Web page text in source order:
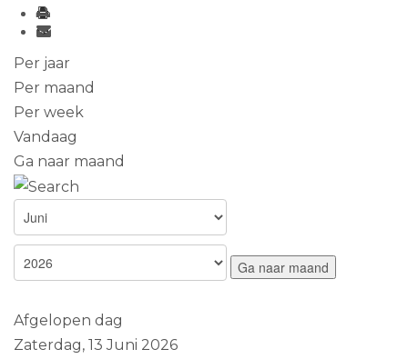
Per jaar
Per maand
Per week
Vandaag
Ga naar maand
Ga naar maand
Afgelopen dag
Zaterdag, 13 Juni 2026